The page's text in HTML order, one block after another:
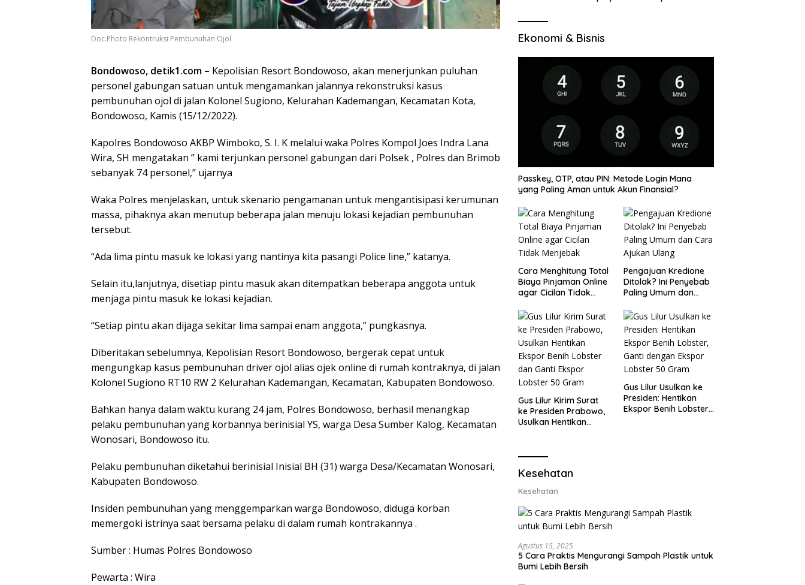
Doc.Photo Rekontruksi Pembunuhan Ojol
Bondowoso, detik1.com – Kepolisian Resort Bondowoso, akan menerjunkan puluhan
personel gabungan satuan untuk mengamankan jalannya rekonstruksi kasus
pembunuhan ojol di jalan Kolonel Sugiono, Kelurahan Kademangan, Kecamatan Kota,
Bondowoso, Kamis (15/12/2022).
Kapolres Bondowoso AKBP Wimboko, S. I. K melalui waka Polres Kompol Joes Indra Lana
Wira, SH mengatakan ” kami terjunkan personel gabungan dari Polsek , Polres dan Brimob
sebanyak 74 personel,” ujarnya
Waka Polres menjelaskan, untuk skenario pengamanan untuk mengantisipasi kerumunan
massa, pihaknya akan menutup beberapa jalan menuju lokasi kejadian pembunuhan
tersebut.
“Ada lima pintu masuk ke lokasi yang nantinya kita pasangi Police line,” katanya.
Selain itu,lanjutnya, disetiap pintu masuk akan ditempatkan beberapa anggota untuk
menjaga pintu masuk ke lokasi kejadian.
“Setiap pintu akan dijaga sekitar lima sampai enam anggota,” pungkasnya.
Diberitakan sebelumnya, Kepolisian Resort Bondowoso, bergerak cepat untuk
mengungkap kasus pembunuhan driver ojol alias ojek online di rumah kontraknya, di jalan
Kolonel Sugiono RT10 RW 2 Kelurahan Kademangan, Kecamatan, Kabupaten Bondowoso.
Bahkan hanya dalam waktu kurang 24 jam, Polres Bondowoso, berhasil menangkap
pelaku pembunuhan yang korbannya berinisial YS, warga Desa Sumber Kalog, Kecamatan
Wonosari, Bondowoso itu.
Pelaku pembunuhan diketahui berinisial Inisial BH (31) warga Desa/Kecamatan Wonosari,
Kabupaten Bondowoso.
Insiden pembunuhan yang menggemparkan warga Bondowoso, diduga korban
memergoki istrinya saat bersama pelaku di dalam rumah kontrakannya .
Sumber : Humas Polres Bondowoso
Pewarta : Wira
Ekonomi & Bisnis
Passkey, OTP, atau PIN: Metode Login Mana
yang Paling Aman untuk Akun Finansial?
Cara Menghitung Total
Biaya Pinjaman Online
agar Cicilan Tidak
Pengajuan Kredione
Ditolak? Ini Penyebab
Paling Umum dan
Gus Lilur Kirim Surat
ke Presiden Prabowo,
Usulkan Hentikan
Lobster 50 Gram
Gus Lilur Usulkan ke
Presiden: Hentikan
Ekspor Benih Lobster,
Kesehatan
Kesehatan
Agustus 15, 2025
5 Cara Praktis Mengurangi Sampah Plastik untuk
Bumi Lebih Bersih